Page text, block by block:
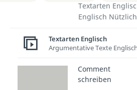
Textarten
Englisch
Du bist schon
englische
ASAPoder
Textarten Englisch
Argumentative Texte Englisch
Comment
schreiben